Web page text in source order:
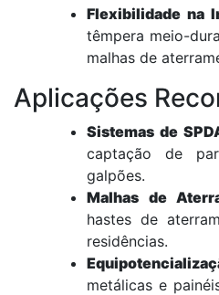
Flexibilidade na
têmpera meio-
malhas de
Aplicações
Sistemas de
captação de
galpões.
Malhas de
hastes de
residências.
metálicas e